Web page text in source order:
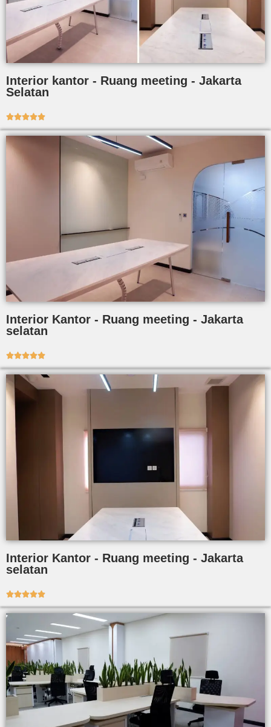
Interior kantor - Ruang meeting - Jakarta
Selatan

Interior Kantor - Ruang meeting - Jakarta
selatan

Interior Kantor - Ruang meeting - Jakarta
selatan
